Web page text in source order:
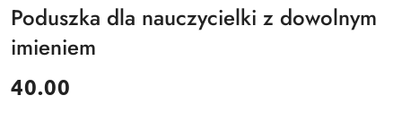
Poduszka dla nauczycielki z dowolnym
imieniem
cena:
40.00